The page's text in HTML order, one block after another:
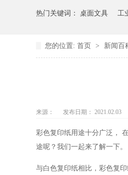
热门关键词： 桌面文具 工
您的位置: 首页 > 新闻百
来源： 发布日期： 2021.02.03
彩色复印纸用途十分广泛，
途呢？我们一起来了解一下。
与白色复印纸相比，彩色复